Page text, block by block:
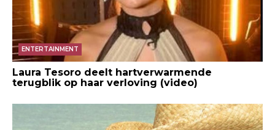
ENTERTAINMENT
Laura Tesoro deelt hartverwarmende
terugblik op haar verloving (video)